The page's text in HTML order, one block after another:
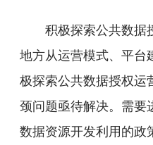
积极探索公共数据
地方从运营模式、平台
极探索公共数据授权运
颈问题亟待解决。需要
数据资源开发利用的政